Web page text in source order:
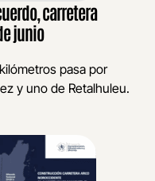
carretera
junio
pasa por
y uno de Retalhuleu.